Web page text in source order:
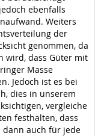
ebenfalls
Weiters
der
genommen, da
wird, dass Güter mit
Masse
Jedoch ist es bei
dies in unserem
vergleiche
festhalten, dass
dann auch für jede